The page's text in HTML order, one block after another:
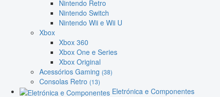
Nintendo Retro
Nintendo Switch
Nintendo Wii e Wii U
Xbox
Xbox 360
Xbox One e Series
Xbox Original
Acessórios Gaming (38)
Consolas Retro (13)
Eletrónica e Componentes